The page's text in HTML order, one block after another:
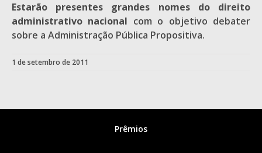
Estarão presentes grandes nomes do direito
administrativo nacional com o objetivo debater
sobre a Administração Pública Propositiva.
1 de setembro de 2011
Prêmios